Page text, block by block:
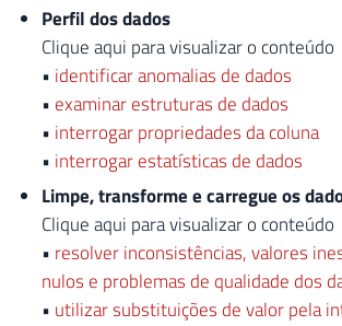
Perfil dos dados
Clique aqui para visualizar o conteúdo
• identificar anomalias de dados
• examinar estruturas de dados
• interrogar propriedades da coluna
• interrogar estatísticas de dados
Limpe, transforme e carregue os
Clique aqui para visualizar o conteúdo
• resolver inconsistências, valores
nulos e problemas de qualidade dos
• utilizar substituições de valor pela